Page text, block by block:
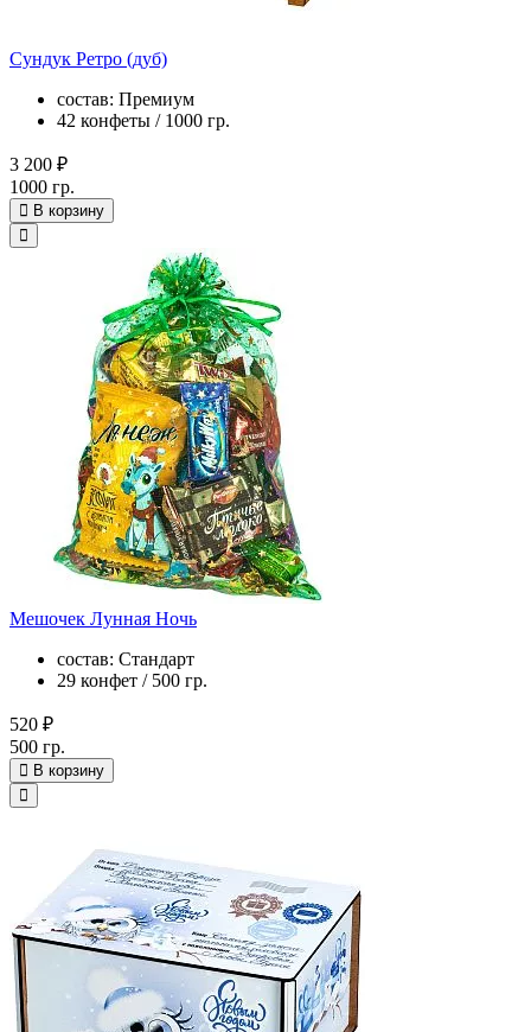
Сундук Ретро (дуб)
состав: Премиум
42 конфеты / 1000 гр.
3 200 ₽
1000 гр.
В корзину
Мешочек Лунная Ночь
состав: Стандарт
29 конфет / 500 гр.
520 ₽
500 гр.
В корзину